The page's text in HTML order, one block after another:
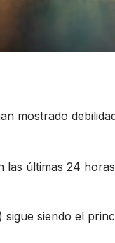
mostrado
las últimas 24
siendo el